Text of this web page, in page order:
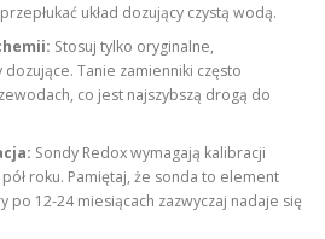
układ dozujący czystą wodą.
Stosuj tylko oryginalne,
dozujące. Tanie zamienniki często
co jest najszybszą drogą do
Sondy Redox wymagają kalibracji
roku. Pamiętaj, że sonda to element
po 12-24 miesiącach zazwyczaj nadaje się